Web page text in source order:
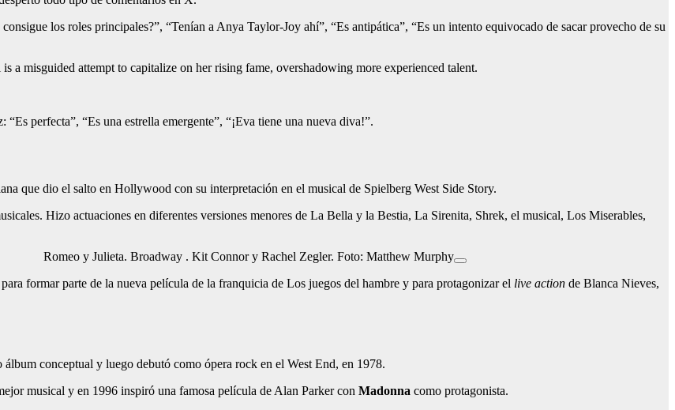
los roles principales?”, “Tenían a Anya Taylor-Joy ahí”, “Es antipática”, “Es un intento equivocado de sacar provecho de su
a misguided attempt to capitalize on her rising fame, overshadowing more experienced talent.
perfecta”, “Es una estrella emergente”, “¡Eva tiene una nueva diva!”.
que dio el salto en Hollywood con su interpretación en el musical de Spielberg West Side Story.
Hizo actuaciones en diferentes versiones menores de La Bella y la Bestia, La Sirenita, Shrek, el musical, Los Miserables,
Romeo y Julieta. Broadway . Kit Connor y Rachel Zegler. Foto: Matthew Murphy
formar parte de la nueva película de la franquicia de Los juegos del hambre y para protagonizar el live action de Blanca Nieves,
conceptual y luego debutó como ópera rock en el West End, en 1978.
musical y en 1996 inspiró una famosa película de Alan Parker con Madonna como protagonista.